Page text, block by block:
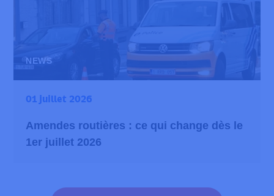
NEWS
01 juillet 2026
Amendes routières : ce qui change dès le
1er juillet 2026